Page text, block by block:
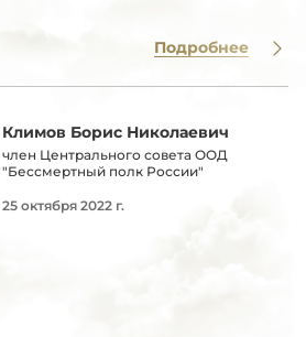
Подробнее
Климов Борис Николаевич
член Центрального совета ООД
"Бессмертный полк России"
25 октября 2022 г.